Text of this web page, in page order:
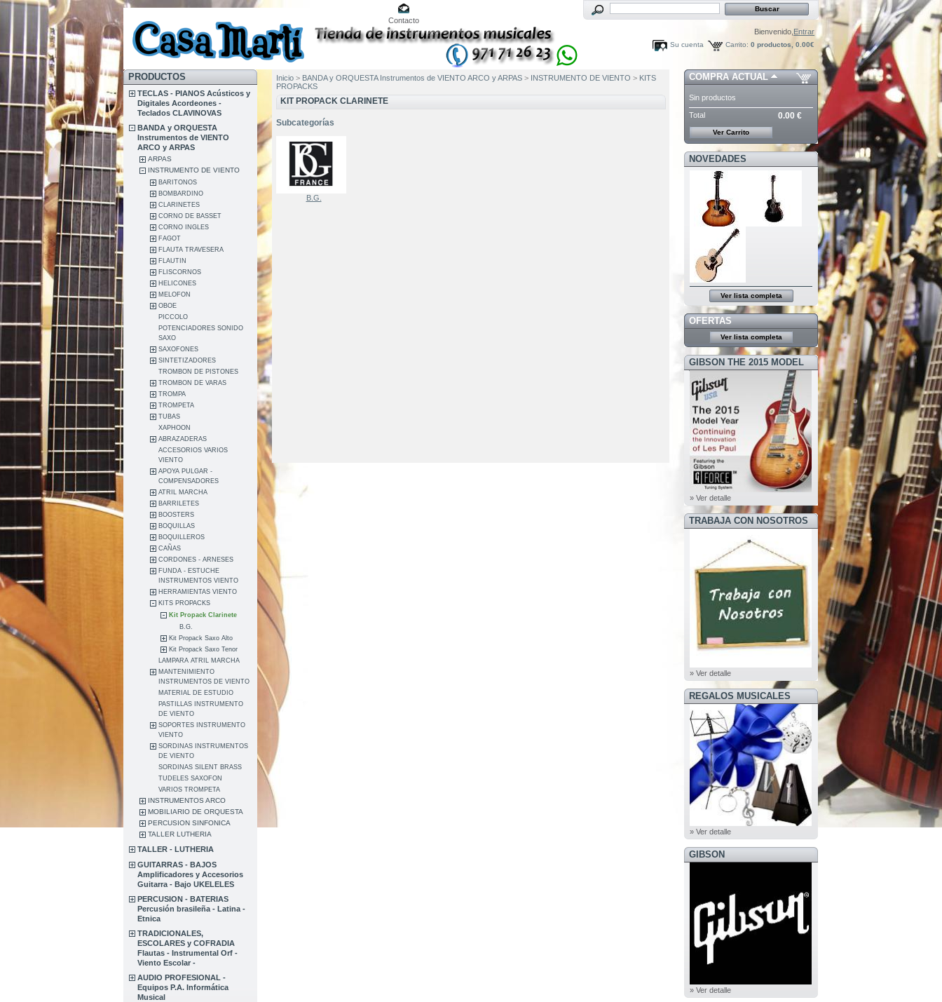
Contacto
Bienvenido, Entrar
Carrito: 0 productos, 0.00€
Su cuenta
PRODUCTOS
TECLAS - PIANOS Acústicos y
Digitales Acordeones -
Teclados CLAVINOVAS
BANDA y ORQUESTA
Instrumentos de VIENTO
ARCO y ARPAS
ARPAS
INSTRUMENTO DE VIENTO
BARITONOS
BOMBARDINO
CLARINETES
CORNO DE BASSET
CORNO INGLES
FAGOT
FLAUTA TRAVESERA
FLAUTIN
FLISCORNOS
HELICONES
MELOFON
OBOE
PICCOLO
POTENCIADORES SONIDO
SAXO
SAXOFONES
SINTETIZADORES
TROMBON DE PISTONES
TROMBON DE VARAS
TROMPA
TROMPETA
TUBAS
XAPHOON
ABRAZADERAS
ACCESORIOS VARIOS
VIENTO
APOYA PULGAR -
COMPENSADORES
ATRIL MARCHA
BARRILETES
BOOSTERS
BOQUILLAS
BOQUILLEROS
CAÑAS
CORDONES - ARNESES
FUNDA - ESTUCHE
INSTRUMENTOS VIENTO
HERRAMIENTAS VIENTO
KITS PROPACKS
Kit Propack Clarinete
B.G.
Kit Propack Saxo Alto
Kit Propack Saxo Tenor
LAMPARA ATRIL MARCHA
MANTENIMIENTO
INSTRUMENTOS DE VIENTO
MATERIAL DE ESTUDIO
PASTILLAS INSTRUMENTO
DE VIENTO
SOPORTES INSTRUMENTO
VIENTO
SORDINAS INSTRUMENTOS
DE VIENTO
SORDINAS SILENT BRASS
TUDELES SAXOFON
VARIOS TROMPETA
INSTRUMENTOS ARCO
MOBILIARIO DE ORQUESTA
PERCUSION SINFONICA
TALLER LUTHERIA
TALLER - LUTHERIA
GUITARRAS - BAJOS
Amplificadores y Accesorios
Guitarra - Bajo UKELELES
PERCUSION - BATERIAS
Percusión brasileña - Latina -
Etnica
TRADICIONALES,
ESCOLARES y COFRADIA
Flautas - Instrumental Orf -
Viento Escolar -
AUDIO PROFESIONAL -
Equipos P.A. Informática
Musical
Inicio > BANDA y ORQUESTA Instrumentos de VIENTO ARCO y ARPAS > INSTRUMENTO DE VIENTO > KITS
PROPACKS
KIT PROPACK CLARINETE
Subcategorías
B.G.
COMPRA ACTUAL
Sin productos
Total 0.00 €
Ver Carrito
NOVEDADES
Ver lista completa
OFERTAS
Ver lista completa
GIBSON THE 2015 MODEL
YEAR
» Ver detalle
TRABAJA CON NOSOTROS
» Ver detalle
REGALOS MUSICALES
» Ver detalle
GIBSON
» Ver detalle